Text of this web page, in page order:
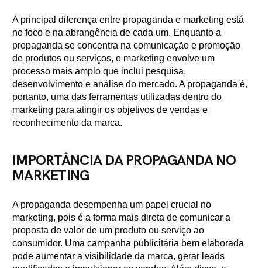
A principal diferença entre propaganda e marketing está
no foco e na abrangência de cada um. Enquanto a
propaganda se concentra na comunicação e promoção
de produtos ou serviços, o marketing envolve um
processo mais amplo que inclui pesquisa,
desenvolvimento e análise do mercado. A propaganda é,
portanto, uma das ferramentas utilizadas dentro do
marketing para atingir os objetivos de vendas e
reconhecimento da marca.
IMPORTÂNCIA DA PROPAGANDA NO
MARKETING
A propaganda desempenha um papel crucial no
marketing, pois é a forma mais direta de comunicar a
proposta de valor de um produto ou serviço ao
consumidor. Uma campanha publicitária bem elaborada
pode aumentar a visibilidade da marca, gerar leads